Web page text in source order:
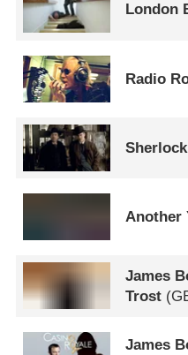
London
Radio
Another
James
Trost (
James